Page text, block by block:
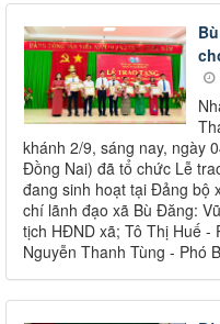
khánh 2/9, sáng nay, ngày
Đồng Nai) đã tổ chức Lễ
đang sinh hoạt tại Đảng bộ
chí lãnh đạo xã Bù Đăng:
tịch HĐND xã; Tô Thị Huế
Nguyễn Thanh Tùng - Phó